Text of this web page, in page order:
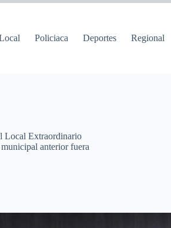
Policiaca Deportes Regional
Local Extraordinario
anterior fuera